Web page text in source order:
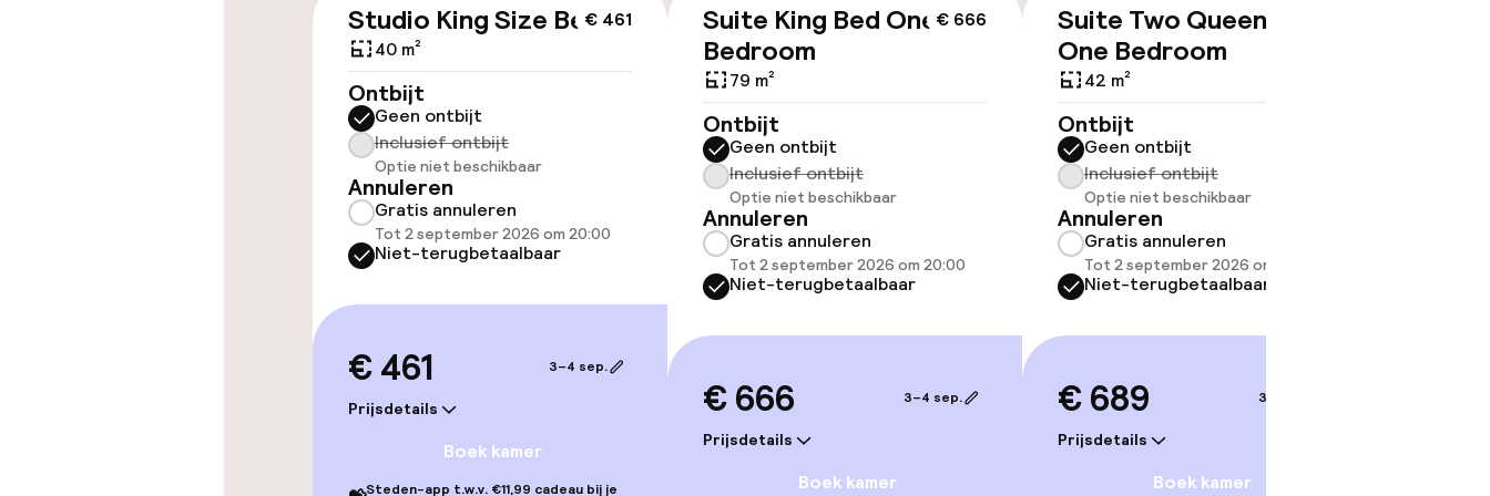
Toegankelijkheid
Overal rolstoeltoegankelijk
Lift
Kamers
Zwemmen & wellness
Fitnessruimte / gym
€ 461
Studio King Size Bed
40 m²
Ontbijt
Geen ontbijt
Inclusief ontbijt
Optie niet beschikbaar
Annuleren
Gratis annuleren
Tot 2 september 2026 om 20:00
Niet-terugbetaalbaar
€ 461
Prijsdetails
3–4 sep.
Boek kamer
Steden-app t.w.v. €11,99 cadeau bij je
€ 666
Suite King Bed One
Bedroom
79 m²
Ontbijt
Geen ontbijt
Inclusief ontbijt
Optie niet beschikbaar
Annuleren
Gratis annuleren
Tot 2 september 2026 om 20:00
Niet-terugbetaalbaar
€ 666
Prijsdetails
3–4 sep.
Boek kamer
Suite Two Queen Beds
One Bedroom
42 m²
Ontbijt
Geen ontbijt
Inclusief ontbijt
Optie niet beschikbaar
Annuleren
Gratis annuleren
Tot 2 september 2026 om 20:00
Niet-terugbetaalbaar
€ 689
Prijsdetails
3–4 sep.
Boek kamer